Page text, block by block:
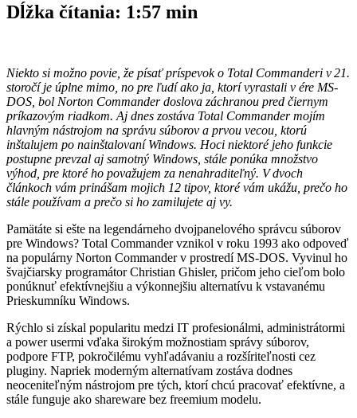
Dĺžka čítania: 1:57 min
Niekto si možno povie, že písať príspevok o Total Commanderi v 21.
storočí je úplne mimo, no pre ľudí ako ja, ktorí vyrastali v ére MS-
DOS, bol Norton Commander doslova záchranou pred čiernym
príkazovým riadkom. Aj dnes zostáva Total Commander mojím
hlavným nástrojom na správu súborov a prvou vecou, ktorú
inštalujem po nainštalovaní Windows. Hoci niektoré jeho funkcie
postupne prevzal aj samotný Windows, stále ponúka množstvo
výhod, pre ktoré ho považujem za nenahraditeľný. V dvoch
článkoch vám prinášam mojich 12 tipov, ktoré vám ukážu, prečo ho
stále používam a prečo si ho zamilujete aj vy.
Pamätáte si ešte na legendárneho dvojpanelového správcu súborov
pre Windows? Total Commander vznikol v roku 1993 ako odpoveď
na populárny Norton Commander v prostredí MS-DOS. Vyvinul ho
švajčiarsky programátor Christian Ghisler, pričom jeho cieľom bolo
ponúknuť efektívnejšiu a výkonnejšiu alternatívu k vstavanému
Prieskumníku Windows.
Rýchlo si získal popularitu medzi IT profesionálmi, administrátormi
a power usermi vďaka širokým možnostiam správy súborov,
podpore FTP, pokročilému vyhľadávaniu a rozšíriteľnosti cez
pluginy. Napriek moderným alternatívam zostáva dodnes
neoceniteľným nástrojom pre tých, ktorí chcú pracovať efektívne, a
stále funguje ako shareware bez freemium modelu.